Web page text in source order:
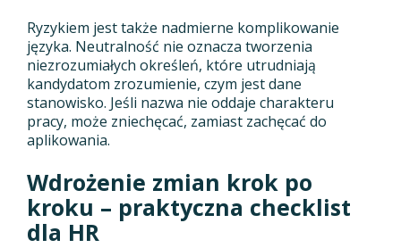
Ryzykiem jest także nadmierne komplikowanie
języka. Neutralność nie oznacza tworzenia
niezrozumiałych określeń, które utrudniają
kandydatom zrozumienie, czym jest dane
stanowisko. Jeśli nazwa nie oddaje charakteru
pracy, może zniechęcać, zamiast zachęcać do
aplikowania.
Wdrożenie zmian krok po
kroku – praktyczna checklist
dla HR